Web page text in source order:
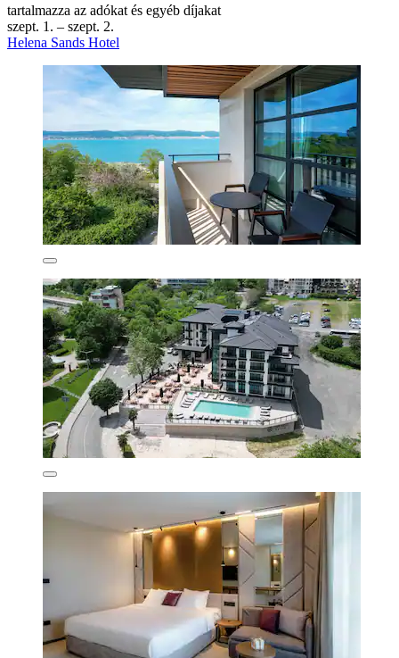
tartalmazza az adókat és egyéb díjakat
szept. 1. – szept. 2.
Helena Sands Hotel